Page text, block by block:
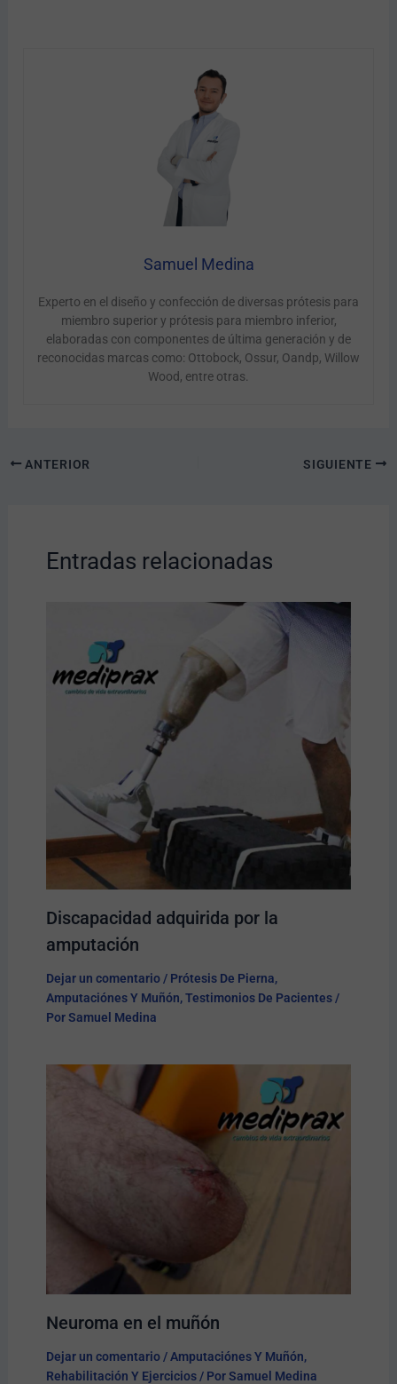
Samuel Medina
Experto en el diseño y confección de diversas prótesis para
miembro superior y prótesis para miembro inferior,
elaboradas con componentes de última generación y de
reconocidas marcas como: Ottobock, Ossur, Oandp, Willow
Wood, entre otras.
ANTERIOR SIGUIENTE
Entradas relacionadas
Discapacidad adquirida por la
amputación
Dejar un comentario / Prótesis De Pierna,
Amputaciónes Y Muñón,Testimonios De Pacientes/
PorSamuel Medina
Neuroma en el muñón
Dejar un comentario /Amputaciónes Y Muñón,
Rehabilitación Y Ejercicios/ PorSamuel Medina